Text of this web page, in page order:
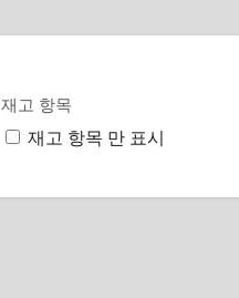
재고 항목
재고 항목 만 표시